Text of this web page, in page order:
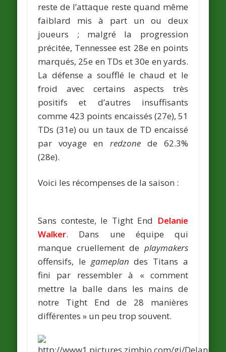
reste de l’attaque reste quand même
faiblard mis à part un ou deux
joueurs ; malgré la progression
précitée, Tennessee est 28e en points
marqués, 25e en TDs et 30e en yards.
La défense a soufflé le chaud et le
froid avec certains aspects très
positifs et d’autres insuffisants
comme 423 points encaissés (27e), 51
TDs (31e) ou un taux de TD encaissé
par voyage en redzonede 62.3%
(28e).
Voici les récompenses de la saison :
Sans conteste, le Tight End Delanie
Walker. Dans une équipe qui
manque cruellement de playmakers
offensifs, le gameplan des Titans a
fini par ressembler à « comment
mettre la balle dans les mains de
notre Tight End de 28 manières
différentes » un peu trop souvent.